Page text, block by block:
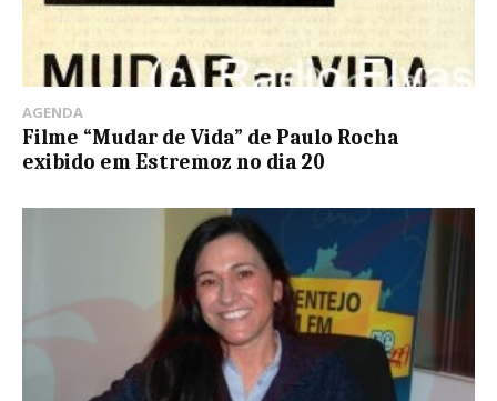
AGENDA
Filme “Mudar de Vida” de Paulo Rocha
exibido em Estremoz no dia 20